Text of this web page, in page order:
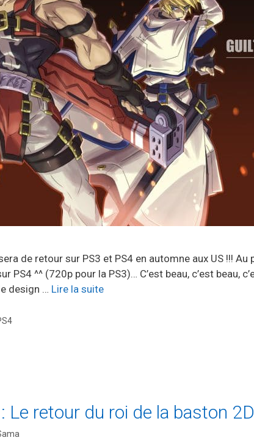
de retour sur PS3 et PS4 en automne aux US !!!
PS4 ^^ (720p pour la PS3)… C’est beau, c’est beau,
design … Lire la suite
Le retour du roi de la baston 2D